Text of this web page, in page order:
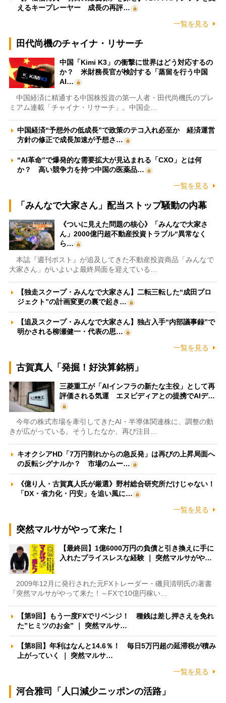
えるキープレーヤー 成長の再評…
一覧を見る
田代尚機のチャイナ・リサーチ
中国「Kimi K3」の衝撃に世界はどう対応するの
か？ 米財務長官が検討する「蒸留を行う中国
AI…
中国経済に精通する中国株投資の第一人者・田代尚機氏のプレ
ミアム連載「チャイナ・リサーチ」。中国企…
中国経済“予想外の低成長”で政策のテコ入れ必至か 経済運営
方針の修正で成長加速が予想さ…
“AI革命”で爆発的な需要拡大が見込まれる「CXO」とは何
か？ 高い競争力を持つ中国の医薬品…
一覧を見る
「みんなで大家さん」配当ストップ騒動の内幕
《ついに見えた問題の核心》「みんなで大家さ
ん」2000億円超不動産投資トラブル“異常なく
ら…
本誌『週刊ポスト』が追及してきた不動産投資商品「みんなで
大家さん」がいよいよ最終局面を迎えている…
【独走スクープ・みんなで大家さん】二転三転した“成田プロ
ジェクト”の計画変更の裏で起き…
【追及スクープ・みんなで大家さん】独占入手“内部議事録”で
明かされる柳瀬健一・代表の思…
一覧を見る
古賀真人「発掘！好決算銘柄」
三菱重工が「AIインフラの新たな主役」として再
評価される気運 エヌビディアとの提携でAIデ…
今年の株式市場を牽引してきたAI・半導体関連株に、調整の動
きが広がっている。そうしたなか、再び注目…
キオクシアHD「7万円割れからの急反発」は再びの上昇局面へ
の反転シグナルか？ 市場のムー…
《億り人・古賀真人氏が厳選》野村総合研究所だけじゃない！
「DX・省力化・円安」を追い風に…
一覧を見る
突然マルサがやって来た！
【最終回】1億6000万円の負債と引き換えに手に
入れたプライスレスな経験 ｜ 突然マルサがや…
2009年12月に発行された元FXトレーダー・磯貝清明氏の著書
『突然マルサがやって来た！～FXで10億円稼い…
【第9回】もう一度FXでリベンジ！ 種銭は差し押さえを免れ
た”ヒミツのお金” ｜ 突然マルサ…
【第8回】年利はなんと14.6％！ 毎日5万円超の延滞税が積み
上がっていく ｜ 突然マルサ…
一覧を見る
河合雅司「人口減少ニッポンの活路」